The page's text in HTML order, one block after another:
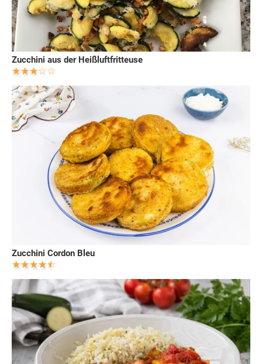
Zucchini aus der Heißluftfritteuse
Zucchini Cordon Bleu